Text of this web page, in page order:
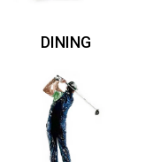
DINING